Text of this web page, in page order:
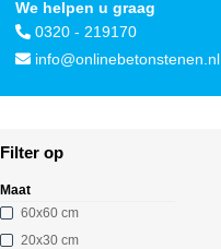
We helpen u graag
0320 - 219170
info@onlinebetonstenen.nl
Filter op
Maat
60x60 cm
20x30 cm